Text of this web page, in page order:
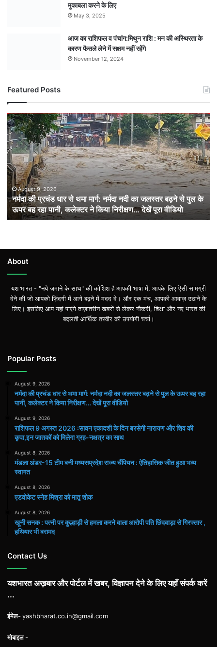
मुकाबला करने के लिए
May 3, 2025
आज का राशिफल व पंचांग:मिथुन राशि : मन की अस्थिरता के
कारण फैसले लेने में सक्षम नहीं रहेंगे
November 12, 2024
Featured Posts
नर्मदा
की
प्रचंड
धार
से
थमा
मार्ग:
नर्मदा
नदी
का
जलस्तर
पुल
के
रहा
पानी,
कलेक्टर
पूरा
वीडियो
August 9, 2026
नर्मदा की प्रचंड धार से थमा मार्ग: नर्मदा नदी का जलस्तर बढ़ने से पुल के
ऊपर बह रहा पानी, कलेक्टर ने किया निरीक्षण… देखें पूरा वीडियो
About
यश भारत - "नये ज़माने के साथ" की कोशिश है आपकी भाषा में, आपके लिए ऎसी सामग्री
देने की जो आपको ज़िंदगी में आगे बढ़ने में मदद दे। और एक मंच, आपकी आवाज़ उठाने के
लिए। इसलिए आप यहां पाएंगे ताज़ातरीन खबरों से लेकर नौकरी, शिक्षा और नए भारत की
बदलती आर्थिक तस्वीर की उपयोगी चर्चा।
Popular Posts
August 9, 2026
नर्मदा की प्रचंड धार से थमा मार्ग: नर्मदा नदी का जलस्तर बढ़ने से पुल के ऊपर बह रहा
पानी, कलेक्टर ने किया निरीक्षण… देखें पूरा वीडियो
August 9, 2026
राशिफल 9 अगस्त 2026 :सावन एकादशी के दिन बरसेगी नारायण और शिव की
कृपा,इन जातकों को मिलेगा ग्रह-नक्षत्र का साथ
August 8, 2026
मंडला अंडर-15 टीम बनी मध्यसप्रदेश राज्य चैंपियन : ऐतिहासिक जीत हुआ भव्य
स्वागत
August 8, 2026
एडवोकेट स्नेह मिश्रा को मातृ शोक
August 8, 2026
खूनी सनक : पत्नी पर कुल्हाड़ी से हमला करने वाला आरोपी पति छिंदवाड़ा से गिरफ्तार ,
हथियार भी बरामद
Contact Us
यशभारत अख़बार और पोर्टल में खबर, विज्ञापन देने के लिए यहाँ संपर्क करें
...
ईमेल-yashbharat.co.in@gmail.com
मोबाइल -